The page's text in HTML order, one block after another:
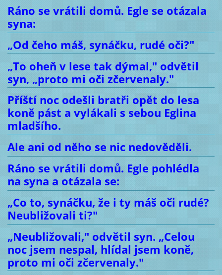
Ráno se vrátili domů. Egle se otázala
syna:
„Od čeho máš, synáčku, rudé oči?"
„To oheň v lese tak dýmal," odvětil
syn, „proto mi oči zčervenaly."
Příští noc odešli bratři opět do lesa
koně pást a vylákali s sebou Eglina
mladšího.
Ale ani od něho se nic nedověděli.
Ráno se vrátili domů. Egle pohlédla
na syna a otázala se:
„Co to, synáčku, že i ty máš oči rudé?
Neubližovali ti?"
„Neubližovali," odvětil syn. „Celou
noc jsem nespal, hlídal jsem koně,
proto mi oči zčervenaly."